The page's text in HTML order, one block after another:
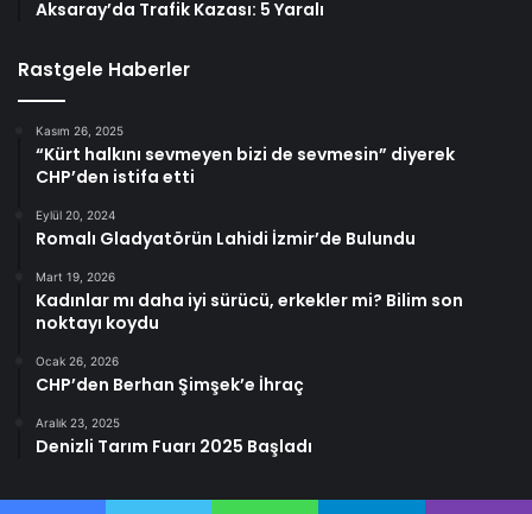
Aksaray’da Trafik Kazası: 5 Yaralı
Rastgele Haberler
Kasım 26, 2025
“Kürt halkını sevmeyen bizi de sevmesin” diyerek
CHP’den istifa etti
Eylül 20, 2024
Romalı Gladyatörün Lahidi İzmir’de Bulundu
Mart 19, 2026
Kadınlar mı daha iyi sürücü, erkekler mi? Bilim son
noktayı koydu
Ocak 26, 2026
CHP’den Berhan Şimşek’e İhraç
Aralık 23, 2025
Denizli Tarım Fuarı 2025 Başladı